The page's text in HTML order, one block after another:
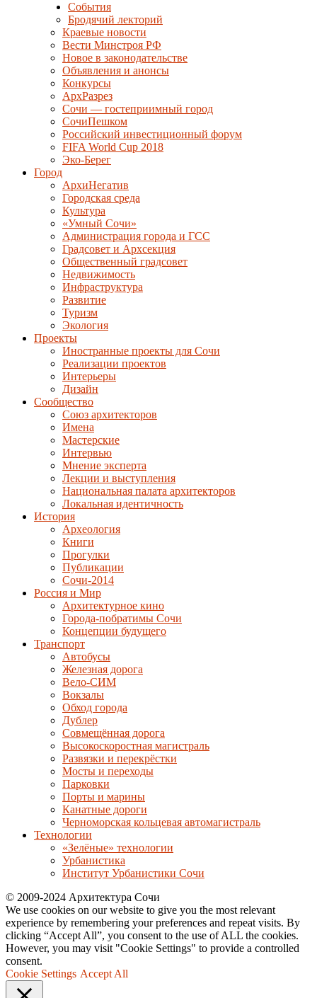
События
Бродячий лекторий
Краевые новости
Вести Минстроя РФ
Новое в законодательстве
Объявления и анонсы
Конкурсы
АрхРазрез
Сочи — гостеприимный город
СочиПешком
Российский инвестиционный форум
FIFA World Cup 2018
Эко-Берег
Город
АрхиНегатив
Городская среда
Культура
«Умный Сочи»
Администрация города и ГСС
Градсовет и Архсекция
Общественный градсовет
Недвижимость
Инфраструктура
Развитие
Туризм
Экология
Проекты
Иностранные проекты для Сочи
Реализации проектов
Интерьеры
Дизайн
Сообщество
Союз архитекторов
Имена
Мастерские
Интервью
Мнение эксперта
Лекции и выступления
Национальная палата архитекторов
Локальная идентичность
История
Археология
Книги
Прогулки
Публикации
Сочи-2014
Россия и Мир
Архитектурное кино
Города-побратимы Сочи
Концепции будущего
Транспорт
Автобусы
Железная дорога
Вело-СИМ
Вокзалы
Обход города
Дублер
Совмещённая дорога
Высокоскоростная магистраль
Развязки и перекрёстки
Мосты и переходы
Парковки
Порты и марины
Канатные дороги
Черноморская кольцевая автомагистраль
Технологии
«Зелёные» технологии
Урбанистика
Институт Урбанистики Сочи
© 2009-2024 Архитектура Сочи
We use cookies on our website to give you the most relevant
experience by remembering your preferences and repeat visits. By
clicking “Accept All”, you consent to the use of ALL the cookies.
However, you may visit "Cookie Settings" to provide a controlled
consent.
Cookie Settings Accept All